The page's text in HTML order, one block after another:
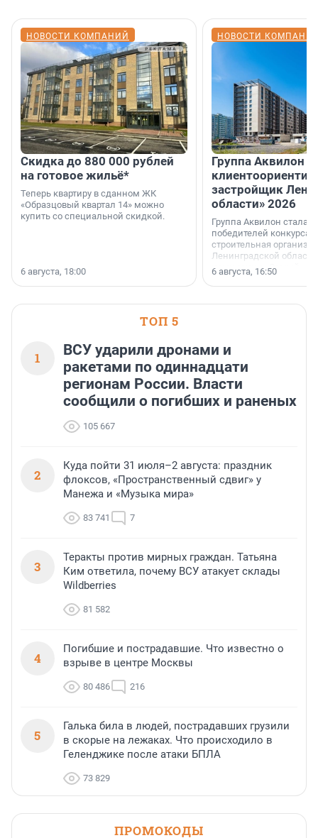
НОВОСТИ КОМПАНИЙ
Скидка до 880 000 рублей
на готовое жильё*
Теперь квартиру в сданном ЖК
«Образцовый квартал 14» можно
купить со специальной скидкой.
6 августа, 18:00
НОВОСТИ
Группа Аквилон
застройщик
области» 2026
Группа Аквилон стала
победителей конкурса
строительная
Ленинградской области
номинации «Самый
застройщик
области».
6 августа, 16:50
ТОП 5
1
ВСУ ударили дронами и
ракетами по одиннадцати
регионам России. Власти
сообщили о погибших и раненых
105 667
2
Куда пойти 31 июля–2 августа: праздник
флоксов, «Пространственный сдвиг» у
Манежа и «Музыка мира»
83 741 7
3
Теракты против мирных граждан. Татьяна
Ким ответила, почему ВСУ атакует склады
Wildberries
81 582
4
Погибшие и пострадавшие. Что известно о
взрыве в центре Москвы
80 486 216
5
Галька била в людей, пострадавших грузили
в скорые на лежаках. Что происходило в
Геленджике после атаки БПЛА
73 829
ПРОМОКОДЫ